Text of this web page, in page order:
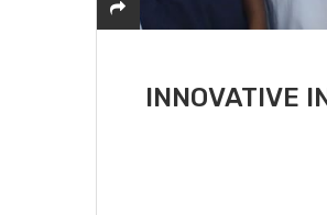
INNOVATIVE